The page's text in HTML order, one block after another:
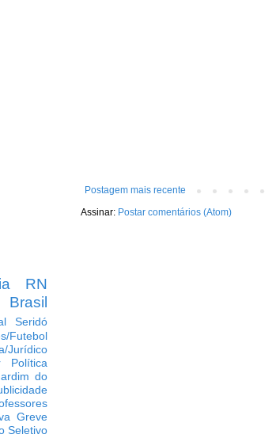
Postagem mais recente
Assinar: Postar comentários (Atom)
RN
Brasil
Seridó
Futebol
Jurídico
Política
do
Greve
Seletivo